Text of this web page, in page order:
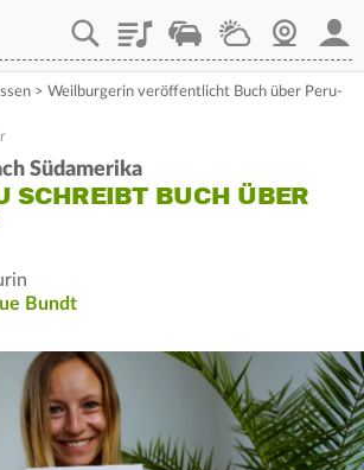
PlaylistStaupilotWetterWebcam
> Weilburgerin veröffentlicht Buch über Peru-
Südamerika
SCHREIBT BUCH ÜBER
Bundt